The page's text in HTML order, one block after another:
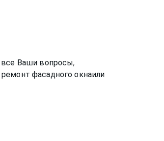
Ваши вопросы,
фасадного окнаили